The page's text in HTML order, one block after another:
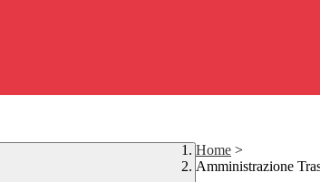
Home >
Amministrazione